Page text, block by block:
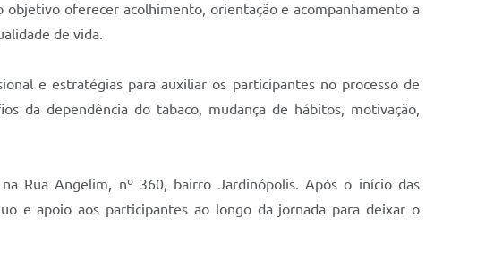
objetivo oferecer acolhimento, orientação e acompanhamento a
de vida.
e estratégias para auxiliar os participantes no processo de
da dependência do tabaco, mudança de hábitos, motivação,
Rua Angelim, nº 360, bairro Jardinópolis. Após o início das
e apoio aos participantes ao longo da jornada para deixar o